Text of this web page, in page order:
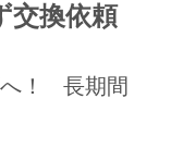
換依頼
へ！ 長期間